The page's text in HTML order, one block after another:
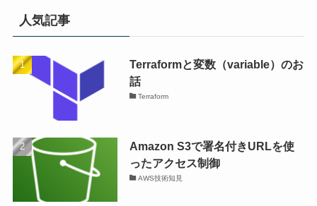
人気記事
Terraformと変数（variable）のお
話
Terraform
Amazon S3で署名付きURLを使
ったアクセス制御
AWS技術知見